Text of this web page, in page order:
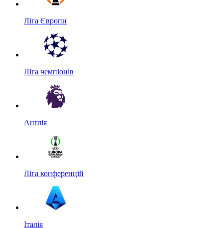
Ліга Європи
Ліга чемпіонів
Англія
Ліга конференцій
Італія